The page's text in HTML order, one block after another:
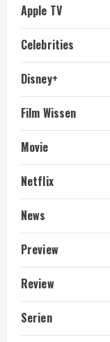
Apple TV
Celebrities
Disney+
Film Wissen
Movie
Netflix
News
Preview
Review
Serien